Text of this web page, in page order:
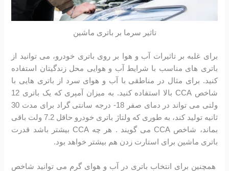
تاثیر سرما بر باتری ماشین
برای غلبه بر تاثیرات آب و هوا بر روی باتری خودرو، می توانید از
باتری های مناسب با شرایط آب و هوایی محل زندگیتان استفاده
کنید. برای مثال در مناطقی با آب و هوای سرد از باتری هایی با
شاخص CCA بالا استفاده کنید. به میزان آمپری که یک باتری 12
ولتی می تواند در دمای صفر 18- درجه سانتی گراد برای مدت 30
ثانیه تولید کند، به طوری که ولتاژ باتری خودرو حاقل 7.2 ولت باقی
بماند، شاخص CCA می گویند . هر چه CCA بیشتر باشد قدرت
باتری ماشین برای استارت زدن هم بیشتر خواهد بود.
همچنین برای انتخاب باتری در آب و هوای گرم می توانید شاخص